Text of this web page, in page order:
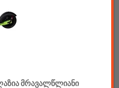
მრავალწლიანი